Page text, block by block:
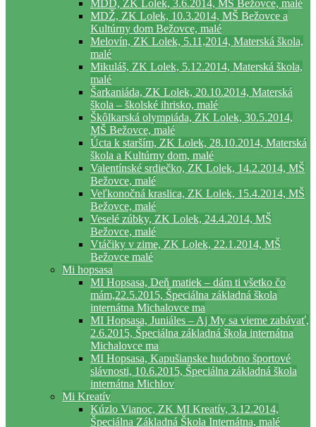
MDD, ZK Lolek, 3.6.2014, MŠ Bežovce, malé
MDŽ, ZK Lolek, 10.3.2014, MŠ Bežovce a
Kultúrny dom Bežovce, malé
Melovín, ZK Lolek, 5.11,2014, Materská škola,
malé
Mikuláš, ZK Lolek, 5.12.2014, Materská škola,
malé
Šarkaniáda, ZK Lolek, 20.10.2014, Materská
škola – školské ihrisko, malé
Škôlkarská olympiáda, ZK Lolek, 30.5.2014,
MŠ Bežovce, malé
Úcta k starším, ZK Lolek, 28.10.2014, Materská
škola a Kultúrny dom, malé
Valentínské srdiečko, ZK Lolek, 14.2.2014, MŠ
Bežovce, malé
Veľkonočná kraslica, ZK Lolek, 15.4.2014, MŠ
Bežovce, malé
Veselé zúbky, ZK Lolek, 24.4.2014, MŠ
Bežovce, malé
Vtáčiky v zime, ZK Lolek, 22.1.2014, MŠ
Bežovce malé
Mi hopsasa
MI Hopsasa, Deň matiek – dám ti všetko čo
mám,22.5.2015, Špeciálna základná škola
internátna Michalovce ma
MI Hopsasa, Juniáles – Aj My sa vieme zabávať,
2.6.2015, Špeciálna základná škola internátna
Michalovce ma
MI Hopsasa, Kapušianske hudobno športové
slávnosti, 10.6.2015, Špeciálna základná škola
internátna Michlov
Mi Kreatív
Kúzlo Vianoc, ZK MI Kreatív, 3.12.2014,
Špeciálna Základná Škola Internátna, malé